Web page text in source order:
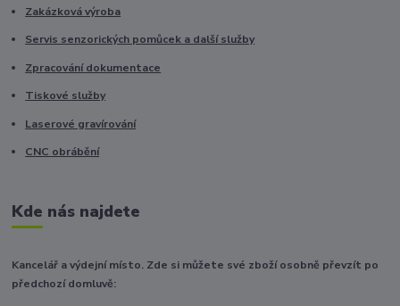
Zakázková výroba
Servis senzorických pomůcek a další služby
Zpracování dokumentace
Tiskové služby
Laserové gravírování
CNC obrábění
Kde nás najdete
Kancelář a výdejní místo. Zde si můžete své zboží osobně převzít po
předchozí domluvě: